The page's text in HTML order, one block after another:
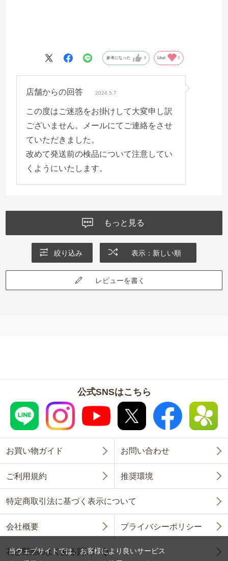
参考になった 0 Like! 0
店舗からの回答 2024.5.7
この度はご迷惑をお掛けして大変申し訳
ございません。メールにてご連絡をさせ
ていただきました。
改めて発送前の検品について注意してい
くようにいたします。
もっと見る
絞り込み 表示：新しい順
レビューを書く
公式SNSはこちら
お買い物ガイド お問い合わせ
ご利用規約 推奨環境
特定商取引法に基づく表示について
会社概要 プライバシーポリシー
花と野菜のよくある質問FAQ
当ウェブサイトでは、お客様により良いサービス